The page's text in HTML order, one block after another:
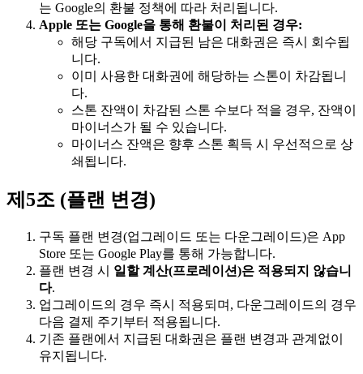
는 Google의 환불 정책에 따라 처리됩니다.
Apple 또는 Google을 통해 환불이 처리된 경우:
해당 구독에서 지급된 남은 대화권은 즉시 회수됩
니다.
이미 사용한 대화권에 해당하는 스톤이 차감됩니
다.
스톤 잔액이 차감된 스톤 수보다 적을 경우, 잔액이
마이너스가 될 수 있습니다.
마이너스 잔액은 향후 스톤 획득 시 우선적으로 상
쇄됩니다.
제5조 (플랜 변경)
구독 플랜 변경(업그레이드 또는 다운그레이드)은 App
Store 또는 Google Play를 통해 가능합니다.
플랜 변경 시 일할 계산(프로레이션)은 적용되지 않습니
다.
업그레이드의 경우 즉시 적용되며, 다운그레이드의 경우
다음 결제 주기부터 적용됩니다.
기존 플랜에서 지급된 대화권은 플랜 변경과 관계없이
유지됩니다.